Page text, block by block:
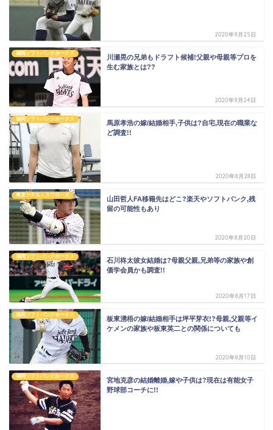
2020年9月25日
福岡ソフトバンクホークス
川瀬晃の兄弟もドラフト候補!父親や母親等プロを
生む家族とは??
2020年9月24日
福岡ソフトバンクホークス
馬原孝浩の嫁/結婚相手,子供は?自宅,現在の職業な
ど調査!!
2020年8月28日
東京ヤクルトスワローズ
山田哲人FA移籍先はどこ?楽天やソフトバンク,残
留の可能性もあり
2020年8月20日
福岡ソフトバンクホークス
石川柊太彼女結婚は?母親父親,兄弟等の家族や創
価学会員かも調査!!
2020年8月17日
福岡ソフトバンクホークス
板東湧梧の嫁/結婚相手は坪平芽衣!?母親,父親等イ
ケメンの家族や板東英二との関係についても
2020年8月10日
福岡ソフトバンクホークス
宮地克彦の結婚離婚,嫁や子供は?現在は有能女子
野球部コーチに!!